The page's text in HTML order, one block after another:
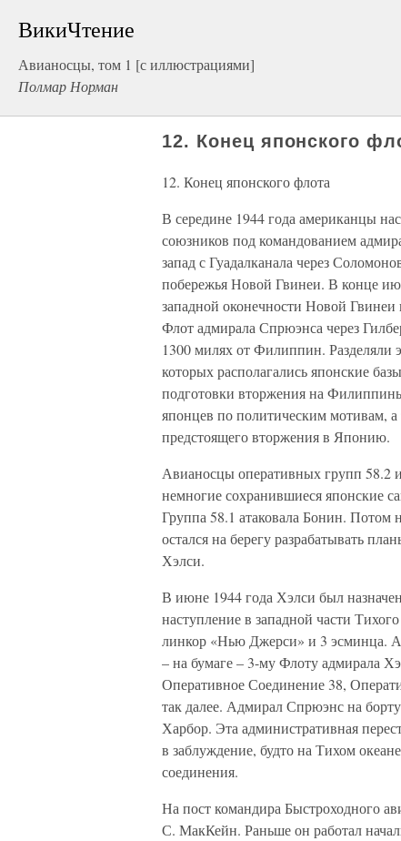
ВикиЧтение
Авианосцы, том 1 [с иллюстрациями]
Полмар Норман
12. Конец японского
12. Конец японского флота
В середине 1944 года американцы
союзников под командованием
запад с Гуадалканала через
побережья Новой Гвинеи. В конце
западной оконечности Новой
Флот адмирала Спрюэнса через
1300 милях от Филиппин. Разделяли
которых располагались японские
подготовки вторжения на
японцев по политическим мотивам,
предстоящего вторжения в Японию.
Авианосцы оперативных групп 58.2
немногие сохранившиеся японские
Группа 58.1 атаковала Бонин.
остался на берегу разрабатывать
Хэлси.
В июне 1944 года Хэлси был
наступление в западной части
линкор «Нью Джерси» и 3 эсминца. А
– на бумаге – 3-му Флоту адмирала
Оперативное Соединение 38,
так далее. Адмирал Спрюэнс на
Харбор. Эта административная
в заблуждение, будто на Тихом
соединения.
На пост командира Быстроходного
С. МакКейн. Раньше он работал